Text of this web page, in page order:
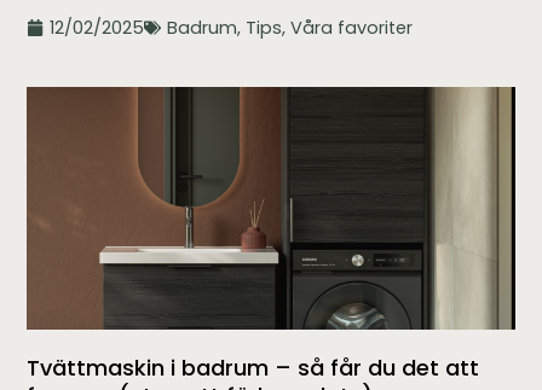
12/02/2025
Badrum, Tips,Våra favoriter
Tvättmaskin i badrum – så får du det att